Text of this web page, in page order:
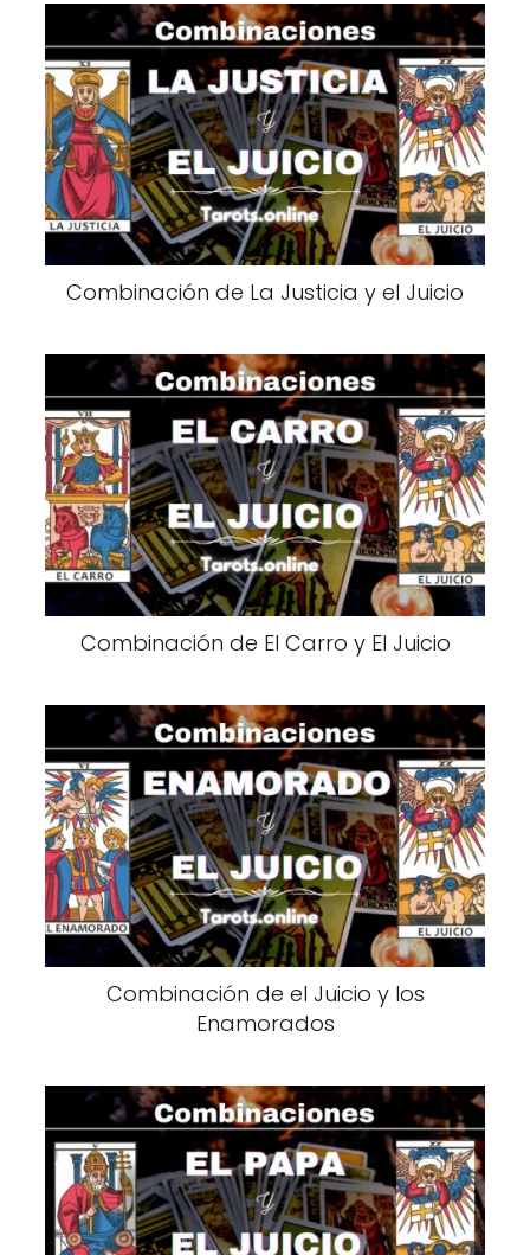
Combinación de La Justicia y el Juicio
Combinación de El Carro y El Juicio
Combinación de el Juicio y los
Enamorados